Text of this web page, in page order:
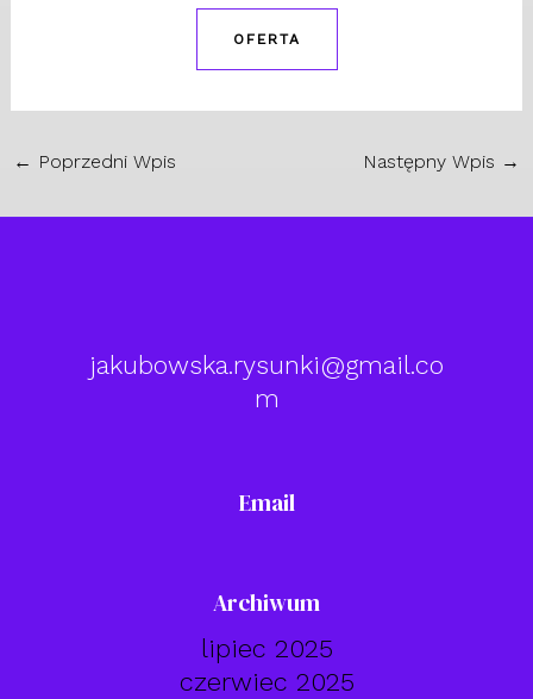
OFERTA
← Poprzedni Wpis Następny Wpis →
jakubowska.rysunki@gmail.co
m
Email
Archiwum
lipiec 2025
czerwiec 2025